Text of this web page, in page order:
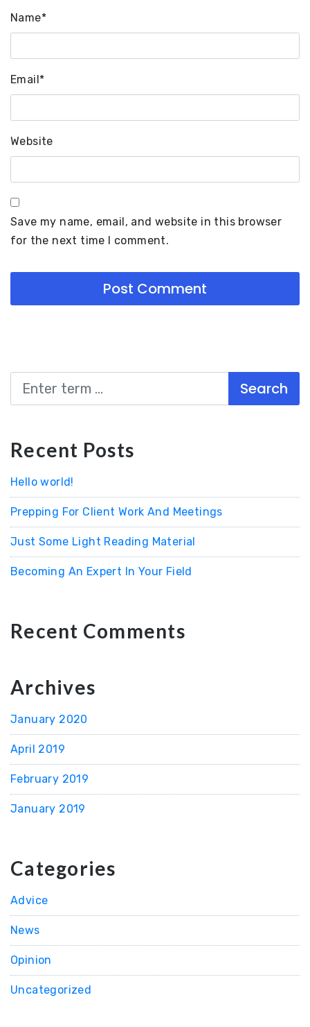
Name*
Email*
Website
Save my name, email, and website in this browser
for the next time I comment.
Search
Recent Posts
Hello world!
Prepping For Client Work And Meetings
Just Some Light Reading Material
Becoming An Expert In Your Field
Recent Comments
Archives
January 2020
April 2019
February 2019
January 2019
Categories
Advice
News
Opinion
Uncategorized